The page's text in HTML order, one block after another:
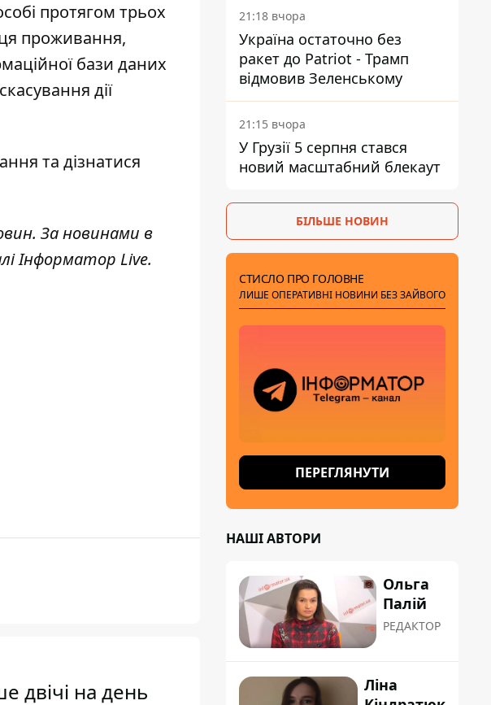
протягом трьох
проживання,
бази даних
дії
та дізнатися
За новинами в
Інформатор Live.
двічі на день
21:18 вчора
Україна остаточно без
ракет до Patriot - Трамп
відмовив Зеленському
21:15 вчора
У Грузії 5 серпня стався
новий масштабний блекаут
БІЛЬШЕ НОВИН
СТИСЛО ПРО ГОЛОВНЕ
ЛИШЕ ОПЕРАТИВНІ НОВИНИ БЕЗ ЗАЙВОГО
ПЕРЕГЛЯНУТИ
НАШІ АВТОРИ
Ольга
Палій
РЕДАКТОР
Ліна